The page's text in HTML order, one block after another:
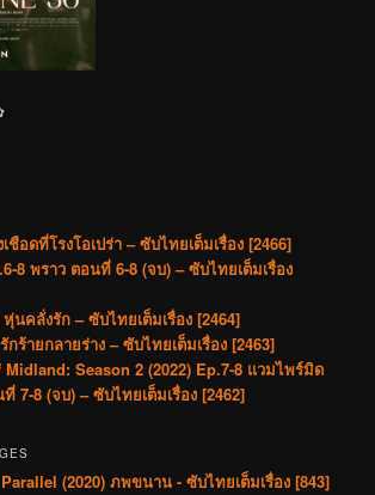
ชือดที่โรงโอเปร่า – ซับไทยเต็มเรื่อง [2466]
8 พราว ตอนที่ 6-8 (จบ) – ซับไทยเต็มเรื่อง
นคลั่งรัก – ซับไทยเต็มเรื่อง [2464]
กร้ายกลายร่าง – ซับไทยเต็มเรื่อง [2463]
Season 2 (2022) Ep.7-8 แวมไพร์มิด
7-8 (จบ) – ซับไทยเต็มเรื่อง [2462]
Parallel (2020) ภพขนาน - ซับไทยเต็มเรื่อง [843]